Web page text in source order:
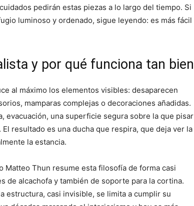
pedirán estas piezas a lo largo del tiempo. Si
luminoso y ordenado, sigue leyendo: es más fácil
y por qué funciona tan bien
al máximo los elementos visibles: desaparecen
mamparas complejas o decoraciones añadidas.
evacuación, una superficie segura sobre la que pisar
resultado es una ducha que respira, que deja ver la
la estancia.
Matteo Thun resume esta filosofía de forma casi
de alcachofa y también de soporte para la cortina.
estructura, casi invisible, se limita a cumplir su